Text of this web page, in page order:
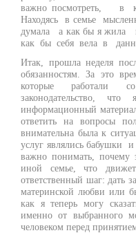
важно посмотреть, в
Находясь в семье
думала а как бы я жила
как бы себя вела в
Итак, прошла неделя
обязанностям. За это
которые работали
законодательство,
информационный
ответить на вопросы
внимательна была к
услуг являлись бабушки
важно понимать, почему
иной семье, что
ответственный шаг: дать
материнской любви или
как я теперь могу
именно от выбранного
человеком перед